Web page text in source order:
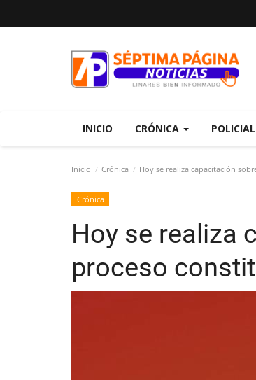
INICIO CRÓNICA POLICIAL
Inicio Crónica Hoy se realiza capacitación
Crónica
Hoy se realiza
proceso